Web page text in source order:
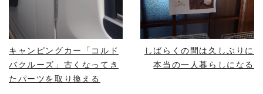
READ MORE
キャンピングカー「コルド
バクルーズ」古くなってき
たパーツを取り換える
READ MORE
しばらくの間は久しぶりに
本当の一人暮らしになる